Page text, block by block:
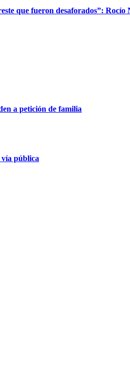
que fueron desaforados”: Rocío
a petición de familia
pública